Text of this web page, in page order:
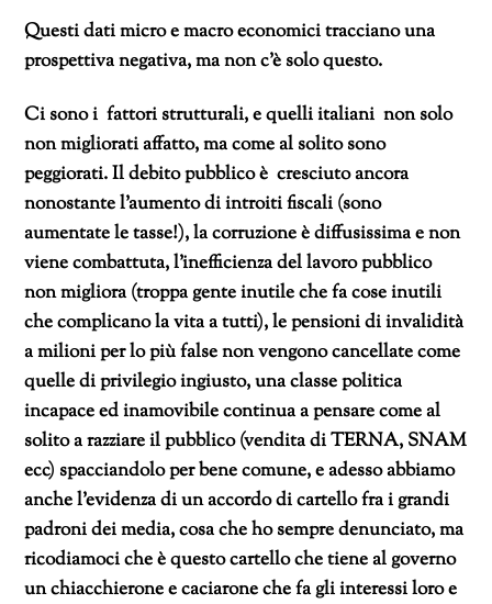
Questi dati micro e macro economici traccianouna
prospettiva negativa, ma non c’è solo questo.
Ci sono i fattori strutturali, e quelli italiani non solo
non migliorati affatto, ma come al solito sono
peggiorati. Il debito pubblico è cresciuto ancora
nonostante l’aumento di introiti fiscali (sono
aumentate le tasse!), la corruzione è diffusissima e non
viene combattuta, l’inefficienza del lavoro pubblico
non migliora (troppa gente inutile che fa cose inutili
che complicano la vita a tutti), le pensioni di invalidità
a milioni per lo più false non vengono cancellate come
quelle di privilegio ingiusto, una classe politica
incapace ed inamovibile continua a pensare come al
solito a razziare il pubblico (vendita di TERNA, SNAM
ecc) spacciandolo per bene comune, e adesso abbiamo
anche l’evidenza di un accordo di cartello fra i grandi
padroni dei media, cosa che ho sempre denunciato, ma
ricodiamoci che è questo cartello che tiene al governo
un chiacchierone e caciarone che fa gli interessi loro e